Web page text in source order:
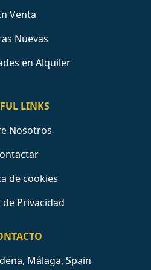
Venta
Nuevas
en Alquiler
LINKS
Nosotros
de cookies
de Privacidad
Málaga, Spain